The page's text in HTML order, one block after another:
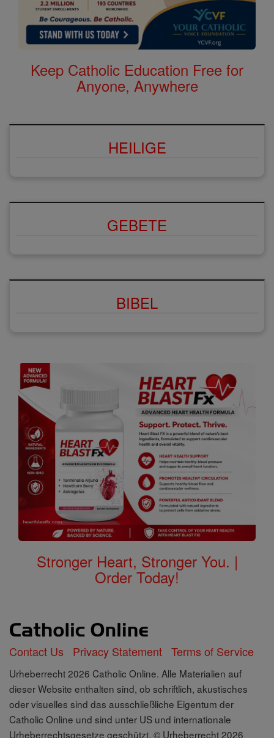
Keep Catholic Education Free for
Anyone, Anywhere
HEILIGE
GEBETE
BIBEL
Stronger Heart, Stronger You. |
Order Today!
Contact Us Privacy Statement Terms of Service
Urheberrecht 2026 Catholic Online. Alle Materialien auf
dieser Website enthalten sind, ob schriftlich, akustisches
oder visuelles sind das ausschließliche Eigentum der
Catholic Online und sind unter US und internationale
Urheberrechtsgesetze geschützt, © Urheberrecht 2026